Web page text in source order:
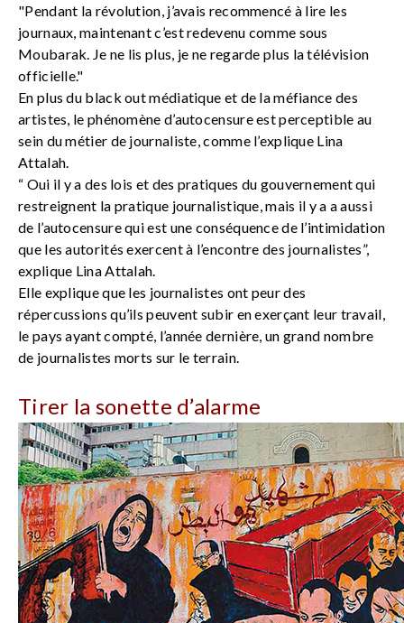
"Pendant la révolution, j’avais recommencé à lire les
journaux, maintenant c’est redevenu comme sous
Moubarak. Je ne lis plus, je ne regarde plus la télévision
officielle."
En plus du black out médiatique et de la méfiance des
artistes, le phénomène d’autocensure est perceptible au
sein du métier de journaliste, comme l’explique Lina
Attalah.
“ Oui il y a des lois et des pratiques du gouvernement qui
restreignent la pratique journalistique, mais il y a a aussi
de l’autocensure qui est une conséquence de l’intimidation
que les autorités exercent à l’encontre des journalistes”,
explique Lina Attalah.
Elle explique que les journalistes ont peur des
répercussions qu’ils peuvent subir en exerçant leur travail,
le pays ayant compté, l’année dernière, un grand nombre
de journalistes morts sur le terrain.
Tirer la sonette d’alarme